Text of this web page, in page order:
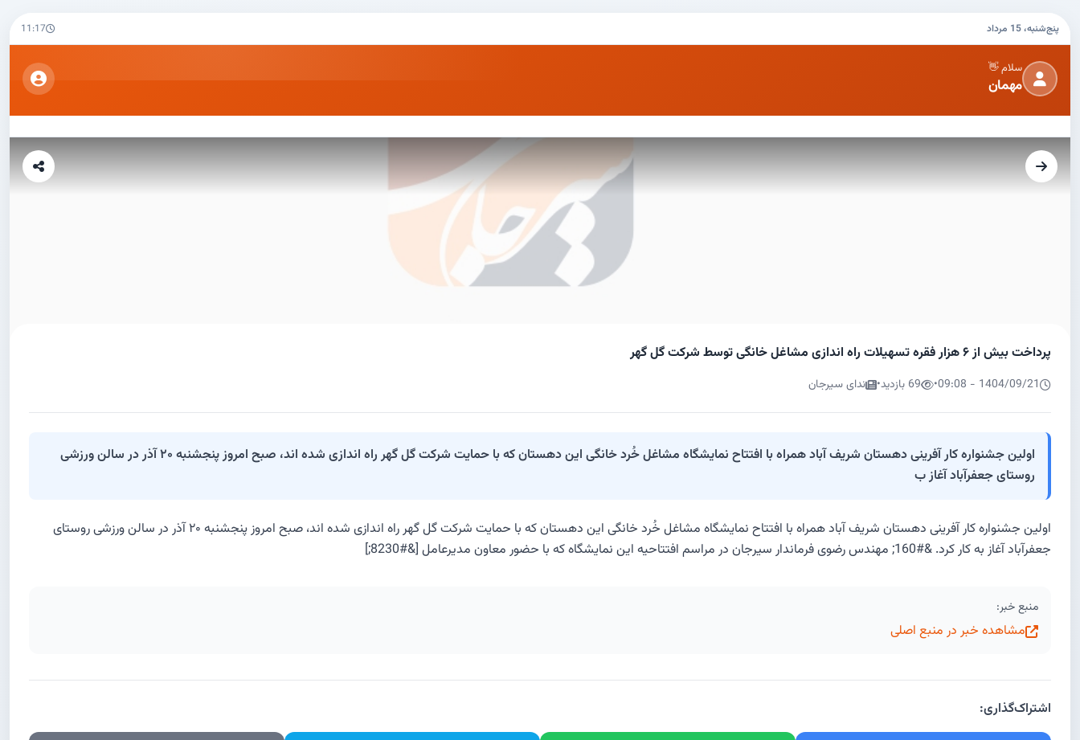
پنج‌شنبه، 15 مرداد 11:17
سلام 👋
مهمان
پرداخت بیش از ۶ هزار فقره تسهیلات راه اندازی مشاغل خانگی توسط شرکت گل گهر
1404/09/21 - 09:08
• 69 بازدید • ندای سیرجان
اولین جشنواره کار آفرینی دهستان شریف آباد همراه با افتتاح نمایشگاه مشاغل خُرد خانگی این دهستان که با حمایت شرکت گل گهر راه اندازی شده اند، صبح امروز پنجشنبه ۲۰ آذر در سالن ورزشی
روستای جعفرآباد آغاز ب
اولین جشنواره کار آفرینی دهستان شریف آباد همراه با افتتاح نمایشگاه مشاغل خُرد خانگی این دهستان که با حمایت شرکت گل گهر راه اندازی شده اند، صبح امروز پنجشنبه ۲۰ آذر در سالن ورزشی روستای
جعفرآباد آغاز به کار کرد. &#160; مهندس رضوی فرماندار سیرجان در مراسم افتتاحیه این نمایشگاه که با حضور معاون مدیرعامل [&#8230;]
منبع خبر:
مشاهده خبر در منبع اصلی
اشتراک‌گذاری: